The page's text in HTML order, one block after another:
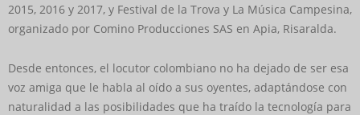
2015, 2016 y 2017, y Festival de la Trova y La Música Campesina,
organizado por Comino Producciones SAS en Apia, Risaralda.
Desde entonces, el locutor colombiano no ha dejado de ser esa
voz amiga que le habla al oído a sus oyentes, adaptándose con
naturalidad a las posibilidades que ha traído la tecnología para